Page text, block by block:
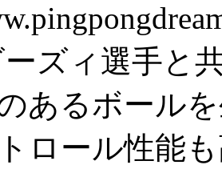
ズィ選手と
あるボール
ロール性能